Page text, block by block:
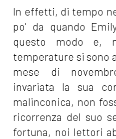
In effetti, di tempo
po' da quando
questo modo e,
temperature si sono
mese di
invariata la sua
malinconica, non
ricorrenza del suo
fortuna, noi lettori